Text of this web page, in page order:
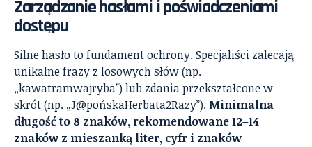
Zarządzanie hasłami i poświadczeniami
dostępu
Silne hasło to fundament ochrony. Specjaliści zalecają
unikalne frazy z losowych słów (np.
„kawatramwajryba”) lub zdania przekształcone w
skrót (np. „J@pońskaHerbata2Razy”). Minimalna
długość to 8 znaków, rekomendowane 12–14
znaków z mieszanką liter, cyfr i znaków